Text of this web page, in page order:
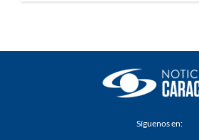
Síguenos en: